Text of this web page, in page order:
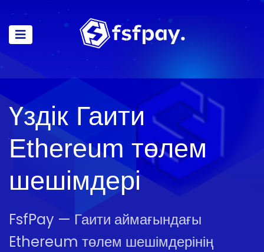
Үздік Гаити
Ethereum төлем
шешімдері
FsfPay — Гаити аймағындағы
Ethereum төлем шешімдерінің